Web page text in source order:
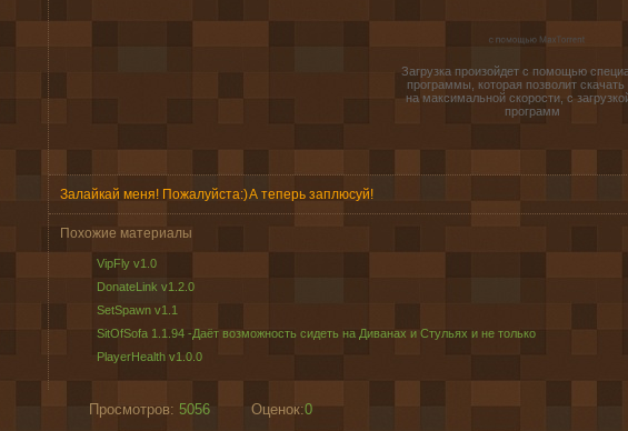
Загрузка произойдет с помощью
программы, которая позволит
на максимальной скорости, с
программ
Залайкай меня! Пожалуйста:)А теперь заплюсуй!
Похожие материалы
VipFly v1.0
DonateLink v1.2.0
SetSpawn v1.1
SitOfSofa 1.1.94 -Даёт возможность сидеть на Диванах и Стульях и не только
PlayerHealth v1.0.0
Просмотров: 5056 Оценок:0